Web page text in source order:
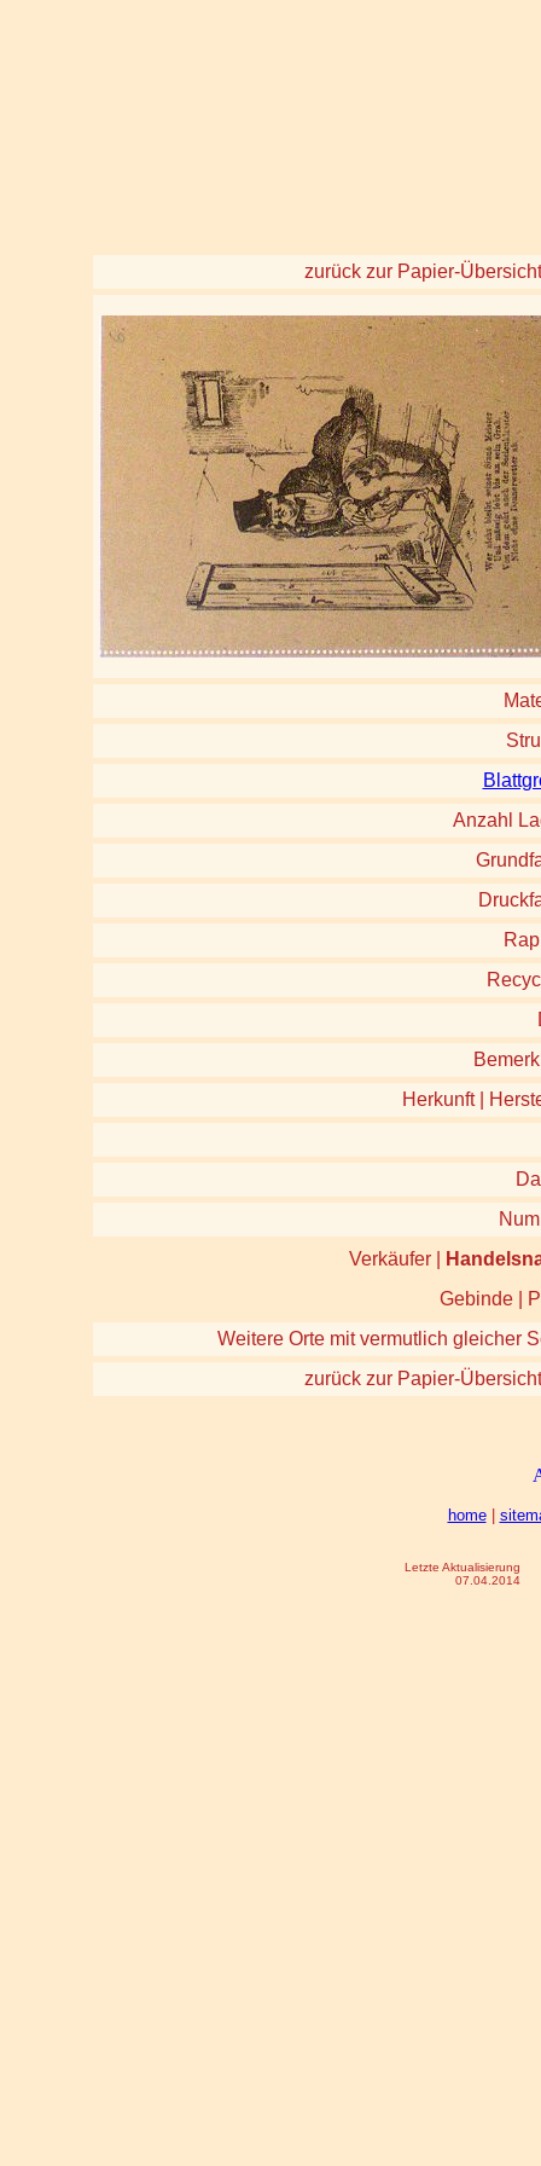
zurück zur Papier-Übersicht
Anzahl
Herkunft |
Verkäufer |
Gebinde |
Weitere Orte mit vermutlich gleicher
zurück zur Papier-Übersicht
home|
Letzte Aktualisierung
07.04.2014